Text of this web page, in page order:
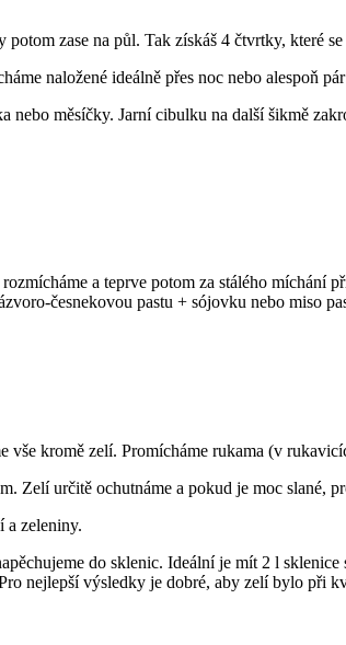
zase na půl. Tak získáš 4 čtvrtky, které
naložené ideálně přes noc nebo alespoň
měsíčky. Jarní cibulku na další šikmě
a teprve potom za stálého míchání
česnekovou pastu + sójovku nebo miso
kromě zelí. Promícháme rukama (v
Zelí určitě ochutnáme a pokud je moc slané,
a zeleniny.
do sklenic. Ideální je mít 2 l
nejlepší výsledky je dobré, aby zelí bylo při